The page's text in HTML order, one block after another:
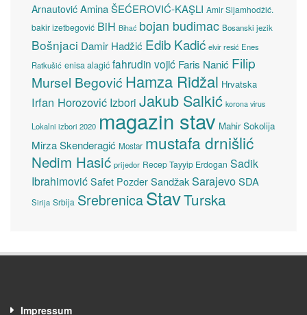
Arnautović Amina ŠEĆEROVIĆ-KAŞLI Amir Sijamhodžić.
bakir izetbegović BiH Bihać bojan budimac Bosanski jezik
Bošnjaci Damir Hadžić Edib Kadić elvir resić Enes
Ratkušić enisa alagić fahrudin vojić Faris Nanić Filip
Mursel Begović Hamza Ridžal Hrvatska
Irfan Horozović Izbori Jakub Salkić korona virus
Lokalni izbori 2020 magazin stav Mahir Sokolija
Mirza Skenderagić Mostar mustafa drnišlić
Nedim Hasić prijedor Recep Tayyip Erdogan Sadik
Ibrahimović Safet Pozder SandžakSarajevoSDA
Sirija Srbija SrebrenicaStavTurska
Impressum